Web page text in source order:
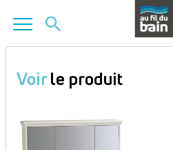
contenu
Voirle produit